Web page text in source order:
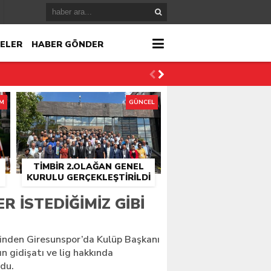
HABER GÖNDER
TİMBİR 2.OLAĞAN GENEL
KURULU GERÇEKLEŞTIRILDI
GÜNCEL
İSTEDIĞIMIZ GIBI
Giresunspor’da Kulüp Başkanı
gidişatı ve lig hakkında